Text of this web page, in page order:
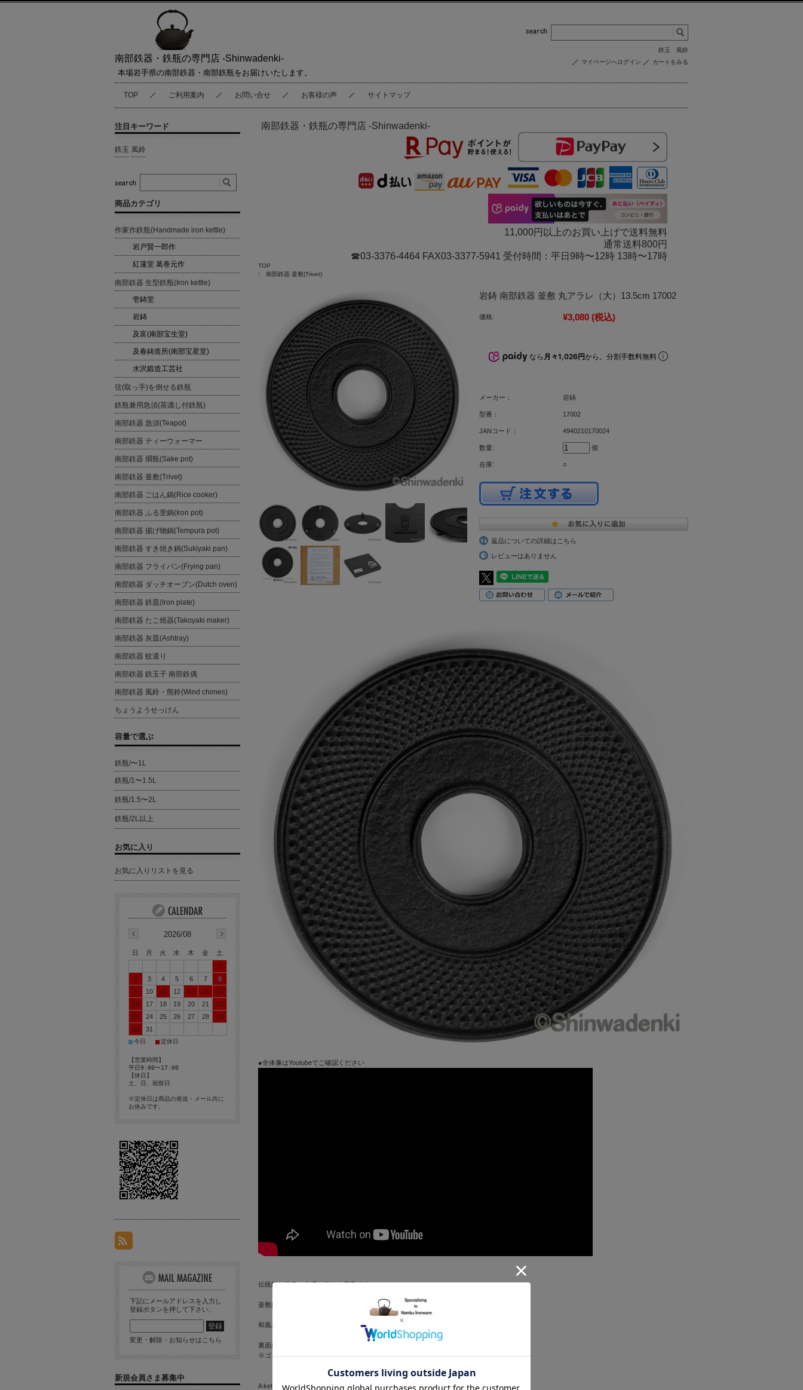
南部鉄器・鉄瓶の専門店 -Shinwadenki-
本場岩手県の南部鉄器・南部鉄瓶をお届けいたします。
鉄玉
風鈴
マイページへログイン
カートをみる
TOP ご利用案内 お問い合せ お客様の声 サイトマップ
南部鉄器・鉄瓶の専門店 -Shinwadenki-
11,000円以上のお買い上げで送料無料
通常送料800円
☎03-3376-4464 FAX03-3377-5941 受付時間：平日9時〜12時 13時〜17時
TOP
南部鉄器 釜敷(Trivet)
岩鋳 南部鉄器 釜敷 丸アラレ（大）13.5cm 17002
価格: ¥3,080 (税込)
なら 月々1,026円から。分割手数料無料
メーカー： 岩鋳
型番： 17002
JANコード： 4940210170024
数量: 個
在庫: ○
返品についての詳細はこちら
レビューはありません
●全体像はYoutubeでご確認ください
伝統的なアラレ文様を施した釜敷です。
釜敷は熱い鉄瓶や急須がテーブルや床材を傷つけるのを防ぎます。
和風な外観により茶室やダイニングスペースを華やかに彩ります。
裏面はテーブルが傷にならないようゴム足を付けております。
※ゴム足の色は、写真と異なる場合がございます。
A kettle mat decorated with the traditional arare pattern.
注目キーワード
鉄玉 風鈴
商品カテゴリ
作家作鉄瓶(Handmade iron kettle)
岩戸賢一郎作
紅蓮堂 葛巻元作
南部鉄器 生型鉄瓶(Iron kettle)
壱鋳堂
岩鋳
及富(南部宝生堂)
及春鋳造所(南部宝星堂)
水沢鍛造工芸社
弦(取っ手)を倒せる鉄瓶
鉄瓶兼用急須(茶漉し付鉄瓶)
南部鉄器 急須(Teapot)
南部鉄器 ティーウォーマー
南部鉄器 燗瓶(Sake pot)
南部鉄器 釜敷(Trivet)
南部鉄器 ごはん鍋(Rice cooker)
南部鉄器 ふる里鍋(Iron pot)
南部鉄器 揚げ物鍋(Tempura pot)
南部鉄器 すき焼き鍋(Sukiyaki pan)
南部鉄器 フライパン(Frying pan)
南部鉄器 ダッチオーブン(Dutch oven)
南部鉄器 鉄皿(Iron plate)
南部鉄器 たこ焼器(Takoyaki maker)
南部鉄器 灰皿(Ashtray)
南部鉄器 蚊遣り
南部鉄器 鉄玉子 南部鉄偶
南部鉄器 風鈴・熊鈴(Wind chimes)
ちょうようせっけん
容量で選ぶ
鉄瓶/〜1L
鉄瓶/1〜1.5L
鉄瓶/1.5〜2L
鉄瓶/2L以上
お気に入り
お気に入りリストを見る
2026/08
日 月 火 水 木 金
土
1
2
3 4 5 6 7
8
9
10 11 12 13 14
15
16
17 18 19 20 21
22
23
24 25 26 27 28
29
30
31
■今日 ■ 定休日
【営業時間】
平日9:00〜17:00
【休日】
土、日、祝祭日
※定休日は商品の発送・メール共に
お休みです。
下記にメールアドレスを入力し
登録ボタンを押して下さい。
変更・解除・お知らせはこちら
新規会員さま募集中